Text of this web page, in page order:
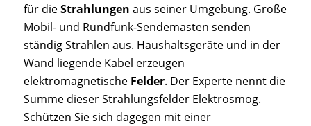
für dieStrahlungen aus seiner Umgebung. Große
Mobil- und Rundfunk-Sendemasten senden
ständig Strahlen aus. Haushaltsgeräte und in der
Wand liegende Kabel erzeugen
elektromagnetische Felder. Der Experte nennt die
Summe dieser Strahlungsfelder Elektrosmog.
Schützen Sie sich dagegen mit einer